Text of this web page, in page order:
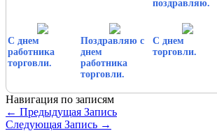
поздравляю.
С днем
работника
торговли.
Поздравляю с
днем
работника
торговли.
С днем
торговли.
Навигация по записям
← Предыдущая Запись
Следующая Запись →